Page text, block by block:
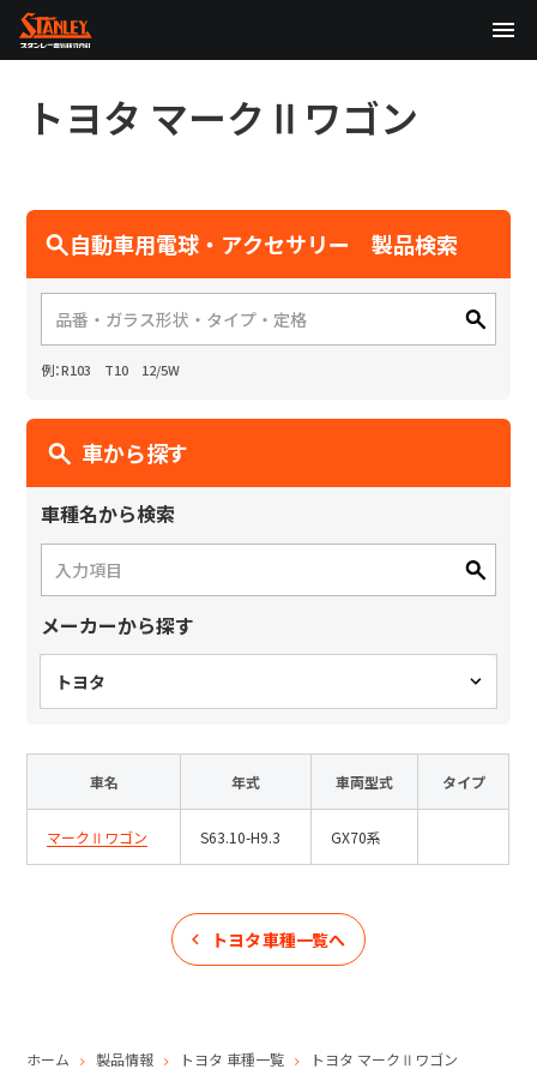
日本語
サイト内検索
製品検索
全て
企業情報
製品情報
テクノロジー
サステナビリティ
株主・投資家情報
ニュース
採用情報
トヨタ マークⅡワゴン
自動車用電球・アクセサリー 製品検索
例：R103 T10 12/5W
車から探す
車種名から検索
メーカーから探す
トヨタ
車名 年式 車両型式 タイプ
マークⅡワゴン S63.10-H9.3 GX70系
トヨタ車種一覧へ
ホーム 製品情報 トヨタ 車種一覧 トヨタ マークⅡワゴン